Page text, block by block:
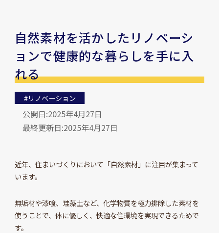
自然素材を活かしたリノベーシ
ョンで健康的な暮らしを手に入
れる
#リノベーション
公開日:2025年4月27日
最終更新日:2025年4月27日
近年、住まいづくりにおいて「自然素材」に注目が集まって
います。
無垢材や漆喰、珪藻土など、化学物質を極力排除した素材を
使うことで、体に優しく、快適な住環境を実現できるためで
す。